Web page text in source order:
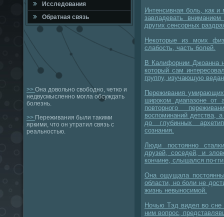
Исследования
Обратная связь
>> Она довольно свободно, четко и
недвусмысленно могла обсуждать
болезнь.
>> Переживания были такими
яркими, что он утратил связь с
реальностью.
Интенсивная боль, как
завладевать
других сенсорных
Некоторые из моих
слабость, часть болей.
В Калифорнии Джоанна
который сам
группу, изучающую
Переживания
широком диапазоне от
повторного
воспоминаний детства,
до глубинных
сознания.
Люди постоянно
друзей, соседей, и
кончине, слышался по-
Она ощущала
области, но боли не
жизнь невыносимой.
Ночью Тэд видел во сне
ним вопрос,